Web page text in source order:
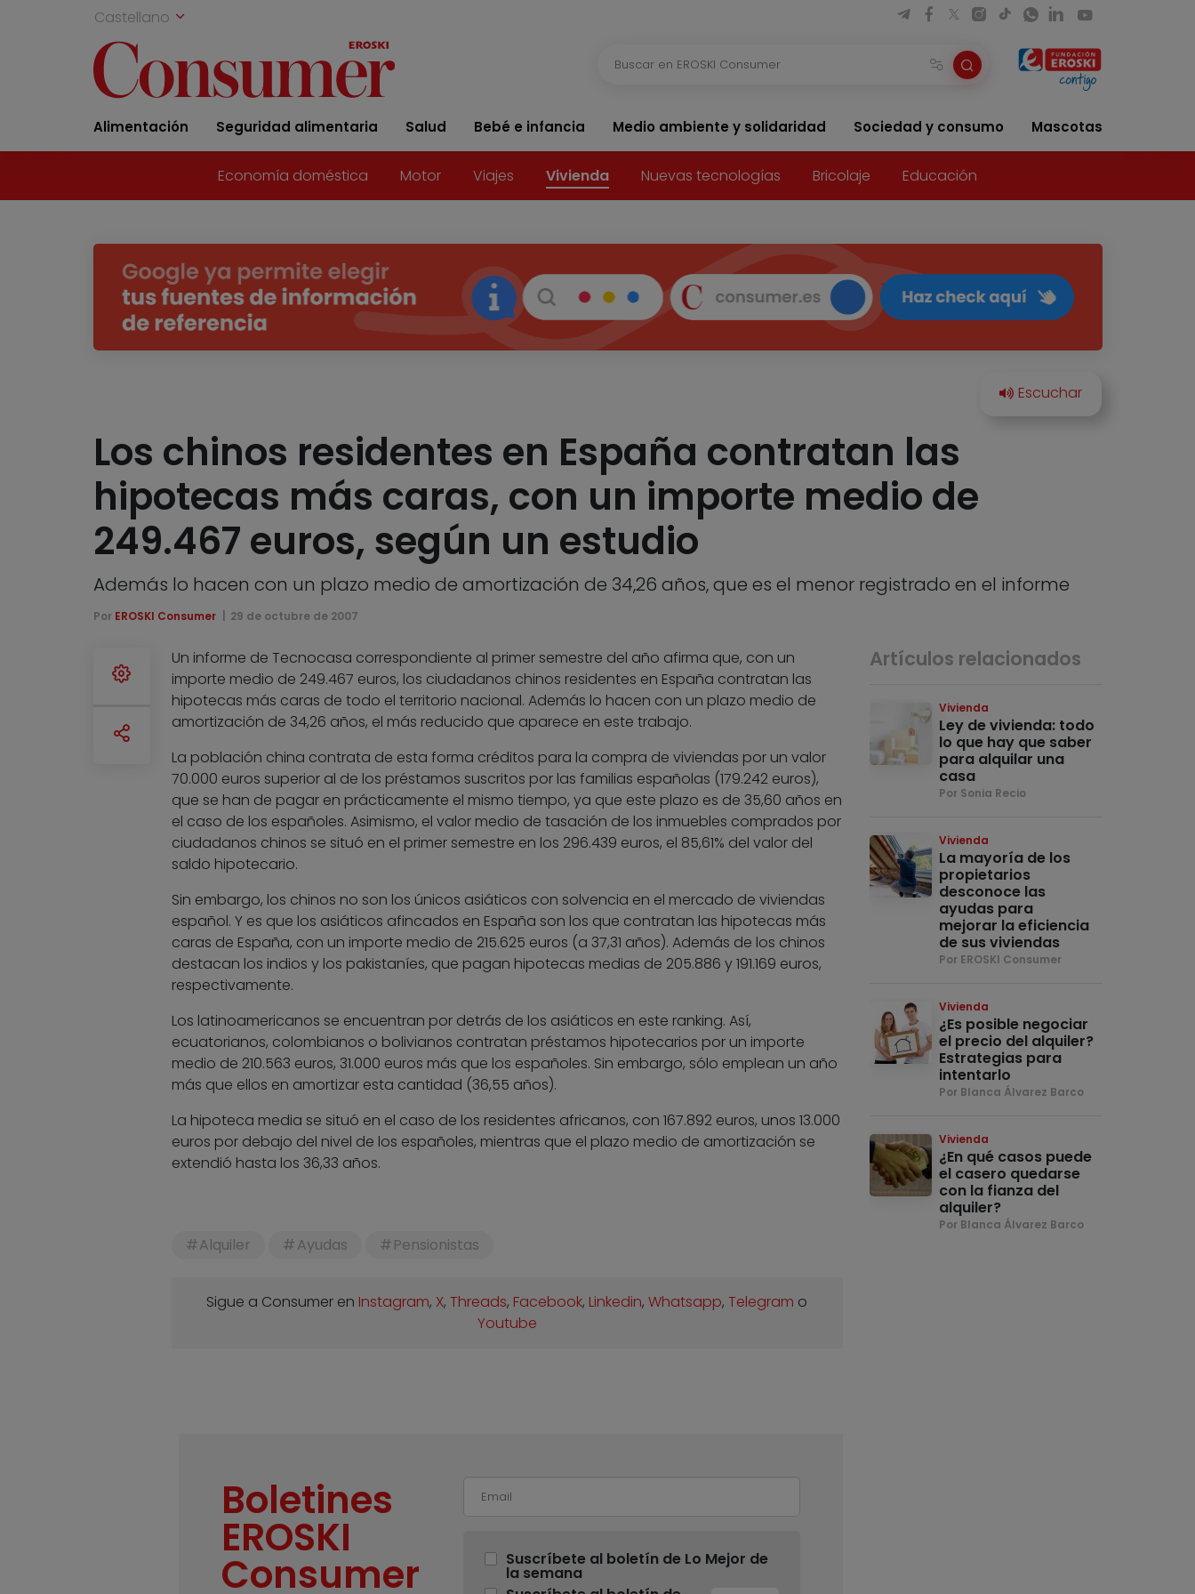
Castellano
Alimentación Seguridad alimentaria Salud Bebé e infancia Medio ambiente y solidaridad Sociedad y consumo Mascotas
Economía doméstica Motor Viajes Vivienda Nuevas tecnologías Bricolaje Educación
Los chinos residentes en España contratan las
hipotecas más caras, con un importe medio de
249.467 euros, según un estudio
Además lo hacen con un plazo medio de amortización de 34,26 años, que es el menor registrado en el informe
Por EROSKI Consumer 29 de octubre de 2007
Un informe de Tecnocasa correspondiente al primer semestre del año afirma que, con un
importe medio de 249.467 euros, los ciudadanos chinos residentes en España contratan las
hipotecas más caras de todo el territorio nacional. Además lo hacen con un plazo medio de
amortización de 34,26 años, el más reducido que aparece en este trabajo.
La población china contrata de esta forma créditos para la compra de viviendas por un valor
70.000 euros superior al de los préstamos suscritos por las familias españolas (179.242 euros),
que se han de pagar en prácticamente el mismo tiempo, ya que este plazo es de 35,60 años en
el caso de los españoles. Asimismo, el valor medio de tasación de los inmuebles comprados por
ciudadanos chinos se situó en el primer semestre en los 296.439 euros, el 85,61% del valor del
saldo hipotecario.
Sin embargo, los chinos no son los únicos asiáticos con solvencia en el mercado de viviendas
español. Y es que los asiáticos afincados en España son los que contratan las hipotecas más
caras de España, con un importe medio de 215.625 euros (a 37,31 años). Además de los chinos
destacan los indios y los pakistaníes, que pagan hipotecas medias de 205.886 y 191.169 euros,
respectivamente.
Los latinoamericanos se encuentran por detrás de los asiáticos en este ranking. Así,
ecuatorianos, colombianos o bolivianos contratan préstamos hipotecarios por un importe
medio de 210.563 euros, 31.000 euros más que los españoles. Sin embargo, sólo emplean un año
más que ellos en amortizar esta cantidad (36,55 años).
La hipoteca media se situó en el caso de los residentes africanos, con 167.892 euros, unos 13.000
euros por debajo del nivel de los españoles, mientras que el plazo medio de amortización se
extendió hasta los 36,33 años.
Alquiler Ayudas Pensionistas
Sigue a Consumer en Instagram, X,Threads, Facebook, Linkedin,Whatsapp,Telegram o
Youtube
Boletines
EROSKI
Consumer Suscríbete al boletín de Lo Mejor de
la semana
Artículos relacionados
Vivienda
Ley de vivienda: todo
lo que hay que saber
para alquilar una
casa
Por Sonia Recio
Vivienda
La mayoría de los
propietarios
desconoce las
ayudas para
mejorar la eficiencia
de sus viviendas
Por EROSKI Consumer
Vivienda
¿Es posible negociar
el precio del alquiler?
Estrategias para
intentarlo
Por Blanca Álvarez Barco
Vivienda
¿En qué casos puede
el casero quedarse
con la fianza del
alquiler?
Por Blanca Álvarez Barco